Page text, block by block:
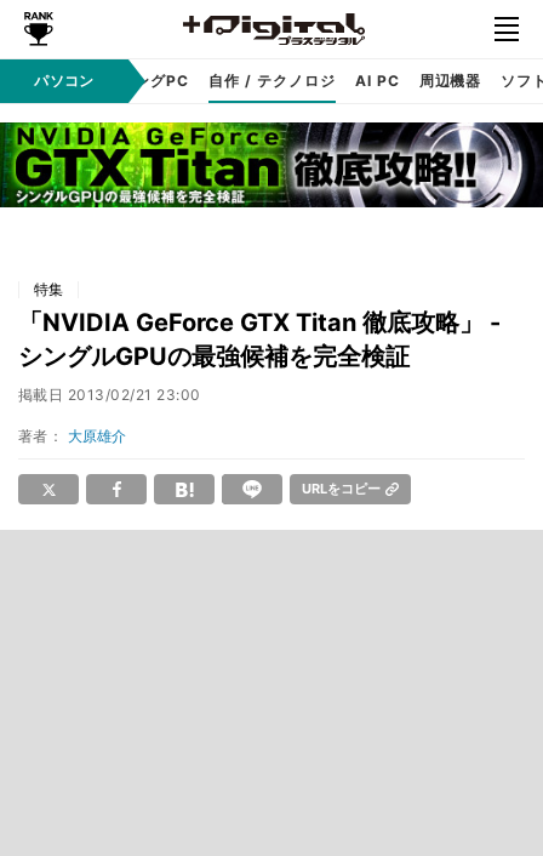
パソコン
PC本体 ゲーミングPC 自作 / テクノロジ AI PC 周辺機器 ソフ
特集
「NVIDIA GeForce GTX Titan 徹底攻略」 -
シングルGPUの最強候補を完全検証
掲載日 2013/02/21 23:00
著者： 大原雄介
URLをコピー